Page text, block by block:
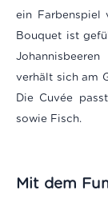
ein Farbenspiel
Bouquet ist
verhält sich am
Die Cuvée
sowie Fisch.
Mit dem